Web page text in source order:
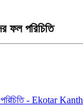
ফল পরিচিতি